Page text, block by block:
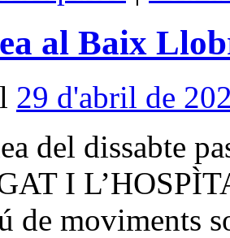
al Baix
29 d'abril de
del dissabte
I
de moviments